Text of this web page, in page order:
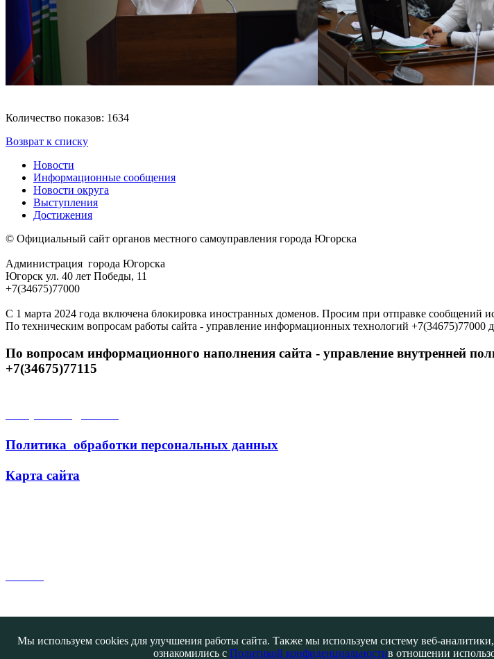
Количество показов: 1634
Возврат к списку
Новости
Информационные сообщения
Новости округа
Выступления
Достижения
© Официальный сайт органов местного самоуправления города Югорска
Администрация города Югорска
Югорск ул. 40 лет Победы, 11
+7(34675)77000
С 1 марта 2024 года включена блокировка иностранных доменов. Просим при отправке сообщений
По техническим вопросам работы сайта - управление информационных технологий +7(34675)77000
По вопросам информационного наполнения сайта - управление внутренней
+7(34675)77115
Политика обработки персональных данных
Карта сайта
Мы используем cookies для улучшения работы сайта. Также мы используем систему веб-
ознакомились с Политикой конфиденциальностив отношении